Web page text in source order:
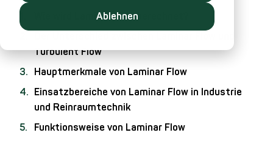
Ablehnen
Wie wird Laminar Flow berechnet?
Turbulent Flow
Hauptmerkmale von Laminar Flow
Einsatzbereiche von Laminar Flow in Industrie
und Reinraumtechnik
Funktionsweise von Laminar Flow